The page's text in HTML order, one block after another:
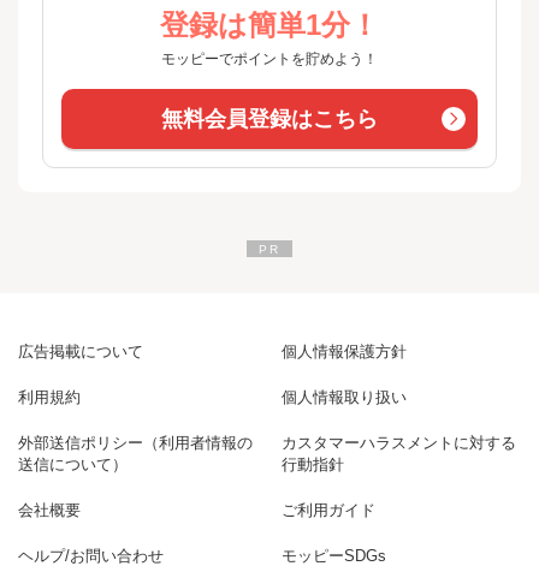
登録は簡単1分！
モッピーでポイントを貯めよう！
無料会員登録はこちら
広告掲載について 個人情報保護方針
利用規約 個人情報取り扱い
外部送信ポリシー（利用者情報の
送信について）
カスタマーハラスメントに対する
行動指針
会社概要 ご利用ガイド
ヘルプ/お問い合わせ モッピーSDGs